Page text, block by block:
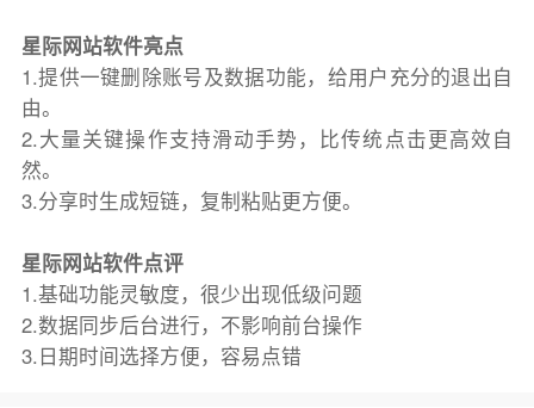
星际网站软件亮点
1.提供一键删除账号及数据功能，给用户充分的退出自
由。
2.大量关键操作支持滑动手势，比传统点击更高效自
然。
3.分享时生成短链，复制粘贴更方便。
星际网站软件点评
1.基础功能灵敏度，很少出现低级问题
2.数据同步后台进行，不影响前台操作
3.日期时间选择方便，容易点错